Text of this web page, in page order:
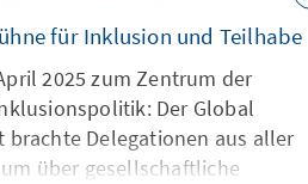
für Inklusion und Teilhabe
2025 zum Zentrum der
Der Global
brachte Delegationen aus aller
über gesellschaftliche